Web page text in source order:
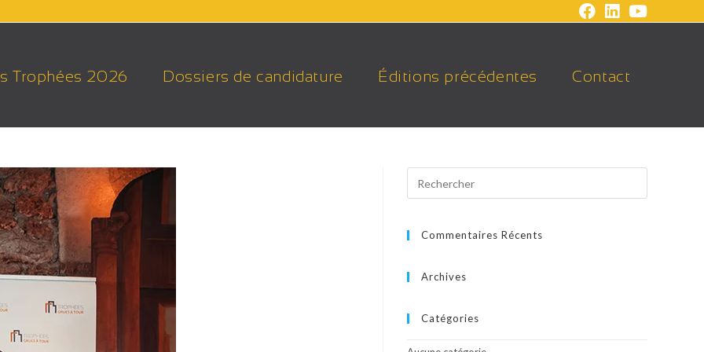
Trophées 2026 Dossiers de candidature Éditions précédentes Contact
Commentaires Récents
Archives
Catégories